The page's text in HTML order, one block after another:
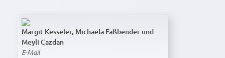
Margit Kesseler, Michaela Faßbender und
Meyli Cazdan
E-Mail